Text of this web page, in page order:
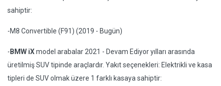
sahiptir:
-M8 Convertible (F91) (2019 - Bugün)
- BMW iXmodel arabalar 2021 - Devam Ediyor yılları arasında
üretilmiş SUV tipinde araçlardır. Yakıt seçenekleri: Elektrikli ve kasa
tipleri de SUV olmak üzere 1 farklı kasaya sahiptir: